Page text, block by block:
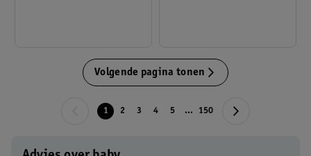
Volgende pagina tonen
1 2 3 4 5 ... 150